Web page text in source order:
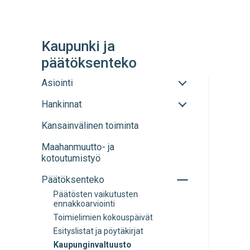
Kaupunki ja
päätöksenteko
Asiointi
Avaa
sulje
Hankinnat
Avaa
Kansainvälinen toiminta
Maahanmuutto- ja
kotoutumistyö
Päätöksenteko
Avaa
Päätösten vaikutusten
ennakkoarviointi
Toimielimien kokouspäivät
Esityslistat ja pöytäkirjat
Kaupunginvaltuusto